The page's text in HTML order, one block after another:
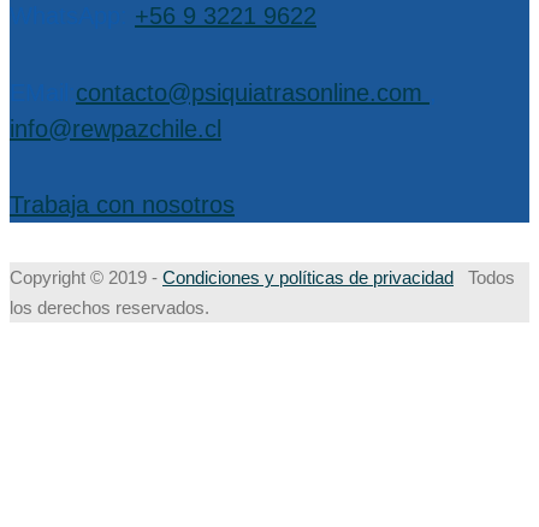
+56 9 3221 9622
contacto@psiquiatrasonline.com
info@rewpazchile.cl
Trabaja con nosotros
Copyright © 2019 - Condiciones y políticas de privacidad Todos
los derechos reservados.